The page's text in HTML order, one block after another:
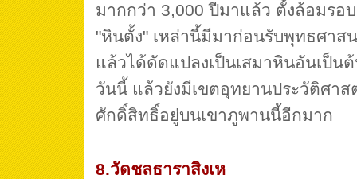
มากกว่า 3,000 ปีมาแล้ว ตั้งล้อมรอ
"หินตั้ง" เหล่านี้มีมาก่อนรับพุทธศาส
แล้วได้ดัดแปลงเป็นเสมาหินอันเป็น
วันนี้ แล้วยังมีเขตอุทยานประวัติศา
ศักดิ์สิทธิ์อยู่บนเขาภูพานนี้อีกมาก
8.วัดชลธาราสิงเห